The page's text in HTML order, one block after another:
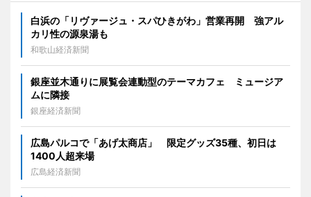
白浜の「リヴァージュ・スパひきがわ」営業再開 強アル
カリ性の源泉湯も
和歌山経済新聞
銀座並木通りに展覧会連動型のテーマカフェ ミュージア
ムに隣接
銀座経済新聞
広島パルコで「あげ太商店」 限定グッズ35種、初日は
1400人超来場
広島経済新聞